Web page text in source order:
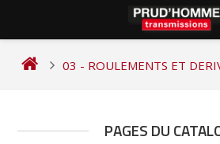
03 - ROULEMENTS ET
PAGES DU